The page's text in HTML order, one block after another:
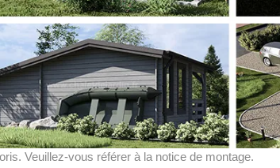
Veuillez-vous référer à la notice de montage.